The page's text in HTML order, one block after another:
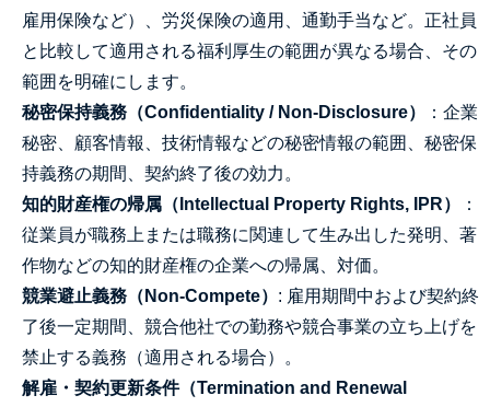
雇用保険など）、労災保険の適用、通勤手当など。正社員
と比較して適用される福利厚生の範囲が異なる場合、その
範囲を明確にします。
秘密保持義務（Confidentiality / Non-Disclosure）
：企業
秘密、顧客情報、技術情報などの秘密情報の範囲、秘密保
持義務の期間、契約終了後の効力。
知的財産権の帰属（Intellectual Property Rights, IPR）
：
従業員が職務上または職務に関連して生み出した発明、著
作物などの知的財産権の企業への帰属、対価。
競業避止義務（Non-Compete） : 雇用期間中および契約終
了後一定期間、競合他社での勤務や競合事業の立ち上げを
禁止する義務（適用される場合）。
解雇・契約更新条件（Termination and Renewal